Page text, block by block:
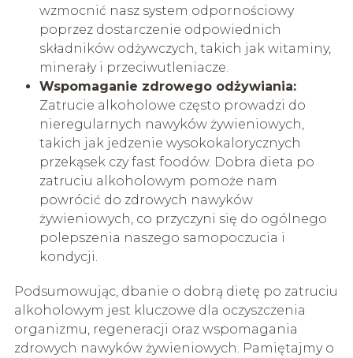
wzmocnić nasz system odpornościowy
poprzez dostarczenie odpowiednich
składników odżywczych, takich jak witaminy,
minerały i przeciwutleniacze.
Wspomaganie zdrowego odżywiania:
Zatrucie alkoholowe często prowadzi do
nieregularnych nawyków żywieniowych,
takich jak jedzenie wysokokalorycznych
przekąsek czy fast foodów. Dobra dieta po
zatruciu alkoholowym pomoże nam
powrócić do zdrowych nawyków
żywieniowych, co przyczyni się do ogólnego
polepszenia naszego samopoczucia i
kondycji.
Podsumowując, dbanie o dobrą dietę po zatruciu
alkoholowym jest kluczowe dla oczyszczenia
organizmu, regeneracji oraz wspomagania
zdrowych nawyków żywieniowych. Pamiętajmy o